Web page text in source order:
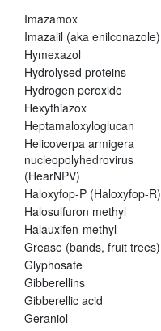
Imazamox
Imazalil (aka enilconazole)
Hymexazol
Hydrolysed proteins
Hydrogen peroxide
Hexythiazox
Heptamaloxyloglucan
Helicoverpa armigera
nucleopolyhedrovirus
(HearNPV)
Haloxyfop-P (Haloxyfop-R)
Halosulfuron methyl
Halauxifen-methyl
Grease (bands, fruit trees)
Glyphosate
Gibberellins
Gibberellic acid
Geraniol